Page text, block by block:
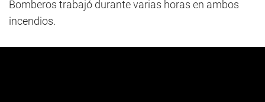
Bomberos trabajó durante varias horas en ambos
incendios.